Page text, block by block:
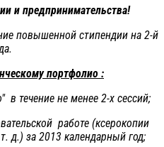
и предпринимательства!
повышенной стипендии на 2-й
портфолио :
в течение не менее 2-х сессий;
работе (ксерокопии
д.) за 2013 календарный год;